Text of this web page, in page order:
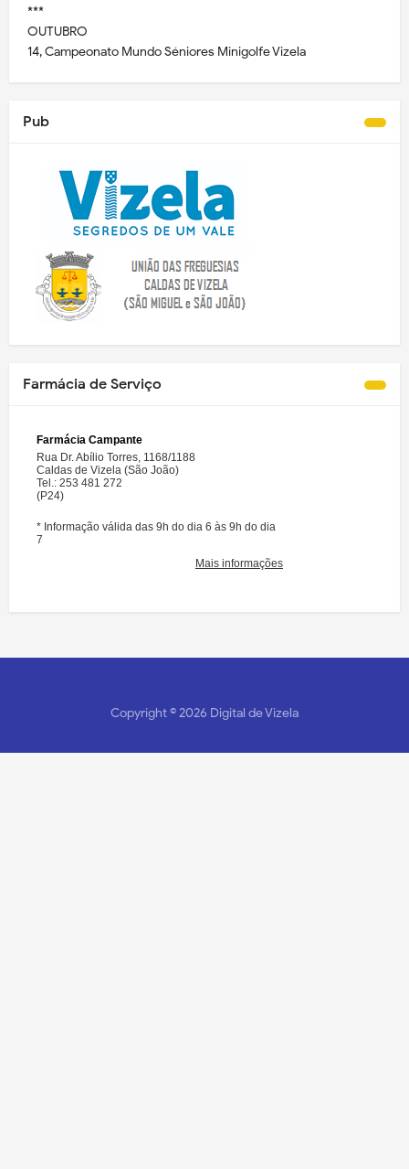
***
OUTUBRO
14, Campeonato Mundo Séniores Minigolfe Vizela
Pub
Farmácia de Serviço
Copyright ©2026 Digital de Vizela